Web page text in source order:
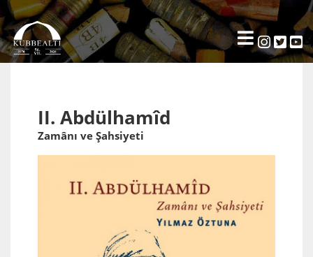
II. Abdülhamîd
Zamânı ve Şahsiyeti